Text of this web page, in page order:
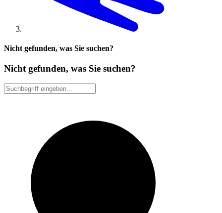
Nicht gefunden, was Sie suchen?
Nicht gefunden, was Sie suchen?